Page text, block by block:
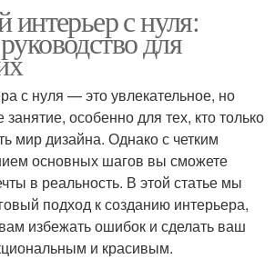
интерьер с нуля:
для
с нуля — это увлекательное, но
особенно для тех, кто только
мир дизайна. Однако с четким
основных шагов вы сможете
в реальность. В этой статье мы
подход к созданию интерьера,
избежать ошибок и сделать ваш
и красивым.